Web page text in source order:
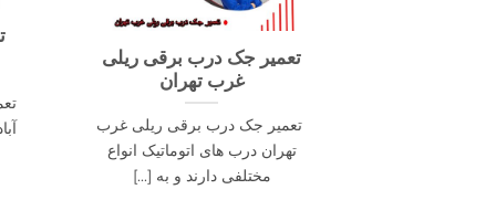
تعمیر جک درب برقی ریلی
غرب تهران
تعمیر جک درب برقی ریلی غرب
تهران درب های اتوماتیک انواع
مختلفی دارند و به [...]